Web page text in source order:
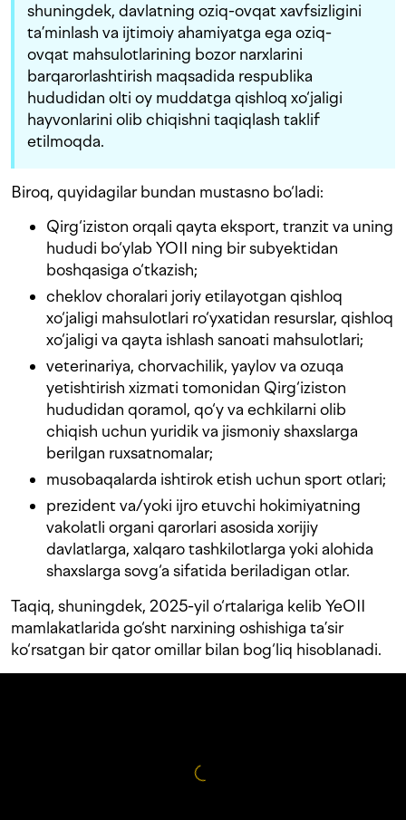
shuningdek, davlatning oziq-ovqat xavfsizligini
ta’minlash va ijtimoiy ahamiyatga ega oziq-
ovqat mahsulotlarining bozor narxlarini
barqarorlashtirish maqsadida respublika
hududidan olti oy muddatga qishloq xo‘jaligi
hayvonlarini olib chiqishni taqiqlash taklif
etilmoqda.
Biroq, quyidagilar bundan mustasno bo‘ladi:
Qirg‘iziston orqali qayta eksport, tranzit va uning
hududi bo‘ylab YOII ning bir subyektidan
boshqasiga o‘tkazish;
cheklov choralari joriy etilayotgan qishloq
xo‘jaligi mahsulotlari ro‘yxatidan resurslar, qishloq
xo‘jaligi va qayta ishlash sanoati mahsulotlari;
veterinariya, chorvachilik, yaylov va ozuqa
yetishtirish xizmati tomonidan Qirg‘iziston
hududidan qoramol, qo‘y va echkilarni olib
chiqish uchun yuridik va jismoniy shaxslarga
berilgan ruxsatnomalar;
musobaqalarda ishtirok etish uchun sport otlari;
prezident va/yoki ijro etuvchi hokimiyatning
vakolatli organi qarorlari asosida xorijiy
davlatlarga, xalqaro tashkilotlarga yoki alohida
shaxslarga sovg‘a sifatida beriladigan otlar.
Taqiq, shuningdek, 2025-yil o‘rtalariga kelib YeOII
mamlakatlarida go‘sht narxining oshishiga ta’sir
ko‘rsatgan bir qator omillar bilan bog‘liq hisoblanadi.